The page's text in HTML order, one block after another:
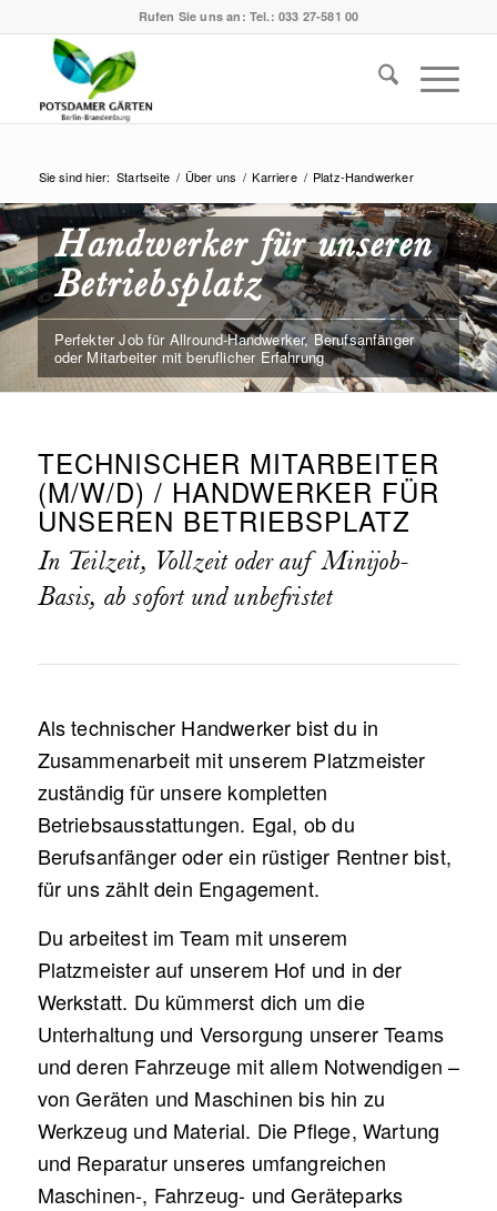
Rufen Sie uns an: Tel.: 033 27-581 00
Sie sind hier: Startseite / Über uns / Karriere / Platz-Handwerker
Handwerker für unseren
Betriebsplatz
Perfekter Job für Allround-Handwerker, Berufsanfänger
oder Mitarbeiter mit beruflicher Erfahrung
TECHNISCHER MITARBEITER
(M/W/D) / HANDWERKER FÜR
UNSEREN BETRIEBSPLATZ
In Teilzeit, Vollzeit oder auf Minijob-
Basis, ab sofort und unbefristet
Als technischer Handwerker bist du in
Zusammenarbeit mit unserem Platzmeister
zuständig für unsere kompletten
Betriebsausstattungen. Egal, ob du
Berufsanfänger oder ein rüstiger Rentner bist,
für uns zählt dein Engagement.
Du arbeitest im Team mit unserem
Platzmeister auf unserem Hof und in der
Werkstatt. Du kümmerst dich um die
Unterhaltung und Versorgung unserer Teams
und deren Fahrzeuge mit allem Notwendigen –
von Geräten und Maschinen bis hin zu
Werkzeug und Material. Die Pflege, Wartung
und Reparatur unseres umfangreichen
Maschinen-, Fahrzeug- und Geräteparks